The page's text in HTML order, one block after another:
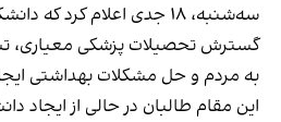
سه‌شنبه، ۱۸ جدی اعلام کرد
گسترش تحصیلات پزشکی معیاری،
به مردم و حل مشکلات بهداشتی
این مقام طالبان در حالی از ایجاد